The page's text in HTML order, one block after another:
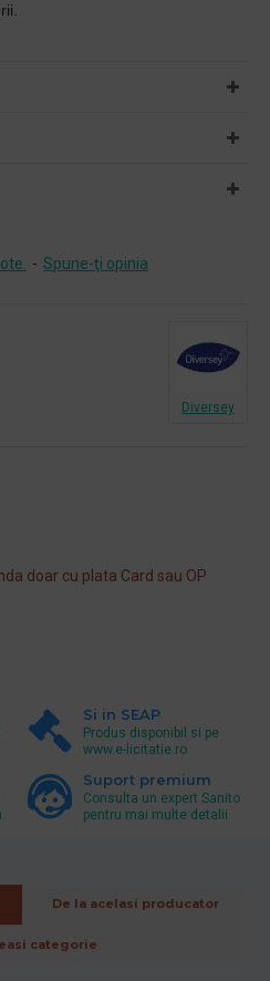
- Spune-ţi opinia
doar cu plata Card sau OP
Diversey
Si in SEAP
Produs disponibil si pe
www.e-licitatie.ro
Suport premium
Consulta un expert Sanito
pentru mai multe detalii
De la acelasi producator
categorie